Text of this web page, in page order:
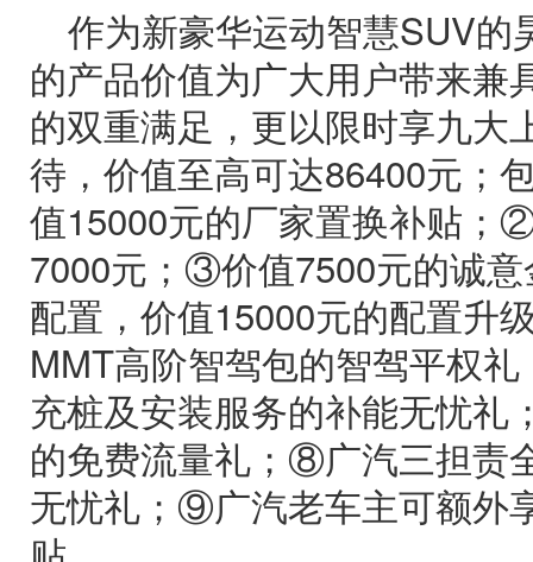
作为新豪华运动智慧SUV的
的产品价值为广大用户带来兼
的双重满足，更以限时享九大
待，价值至高可达86400元；
值15000元的厂家置换补贴；
7000元；③价值7500元的诚
配置，价值15000元的配置升
MMT高阶智驾包的智驾平权
充桩及安装服务的补能无忧
的免费流量礼；⑧广汽三担责
无忧礼；⑨广汽老车主可额外